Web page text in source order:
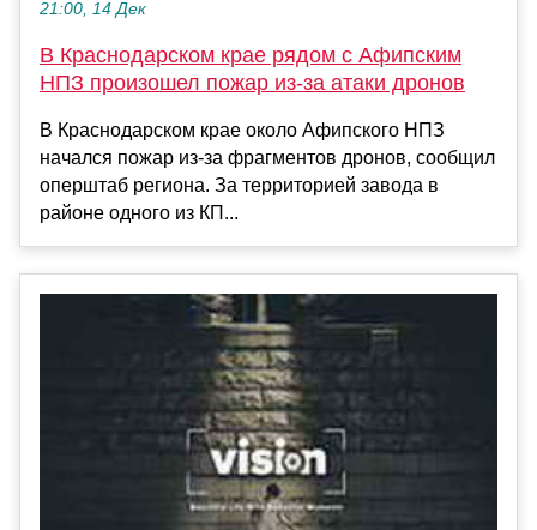
21:00, 14 Дек
В Краснодарском крае рядом с Афипским
НПЗ произошел пожар из-за атаки дронов
В Краснодарском крае около Афипского НПЗ
начался пожар из-за фрагментов дронов, сообщил
оперштаб региона. За территорией завода в
районе одного из КП...